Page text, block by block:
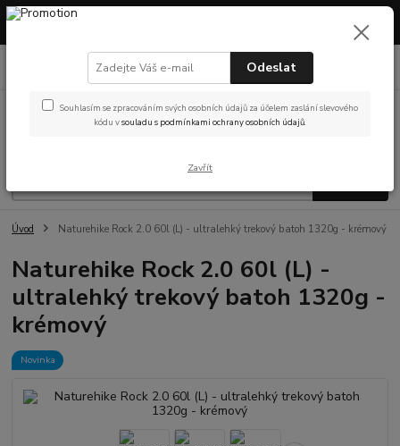
Máme otevřeno! Showroom v Českých Budějovicích – prohlédněte si
Úvod Naturehike Rock 2.0 60l (L) - ultralehký trekový batoh 1320g - krémový
Naturehike Rock 2.0 60l (L) -
ultralehký trekový batoh 1320g -
krémový
Novinka
Odeslat
Souhlasím se zpracováním svých osobních údajů za účelem zaslání slevového
kódu vsouladu s podmínkami ochrany osobních údajů.
Zavřít